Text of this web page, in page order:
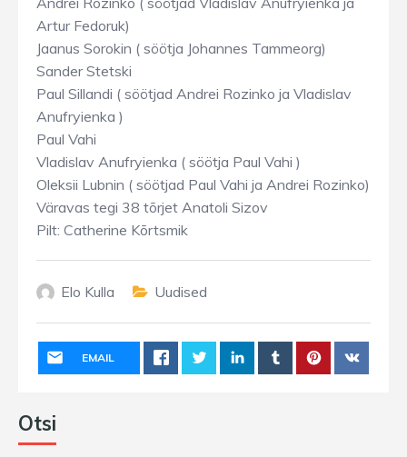
Artur Fedoruk)
Jaanus Sorokin ( söötja Johannes Tammeorg)
Sander Stetski
Paul Sillandi ( söötjad Andrei Rozinko ja Vladislav
Anufryienka )
Paul Vahi
Vladislav Anufryienka ( söötja Paul Vahi )
Oleksii Lubnin ( söötjad Paul Vahi ja Andrei Rozinko)
Väravas tegi 38 tõrjet Anatoli Sizov
Pilt: Catherine Kõrtsmik
Elo Kulla Uudised
EMAIL
Otsi